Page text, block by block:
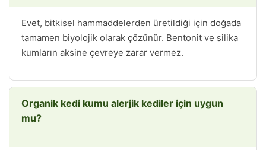
Evet, bitkisel hammaddelerden üretildiği için doğada
tamamen biyolojik olarak çözünür. Bentonit ve silika
kumların aksine çevreye zarar vermez.
Organik kedi kumu alerjik kediler için uygun
mu?